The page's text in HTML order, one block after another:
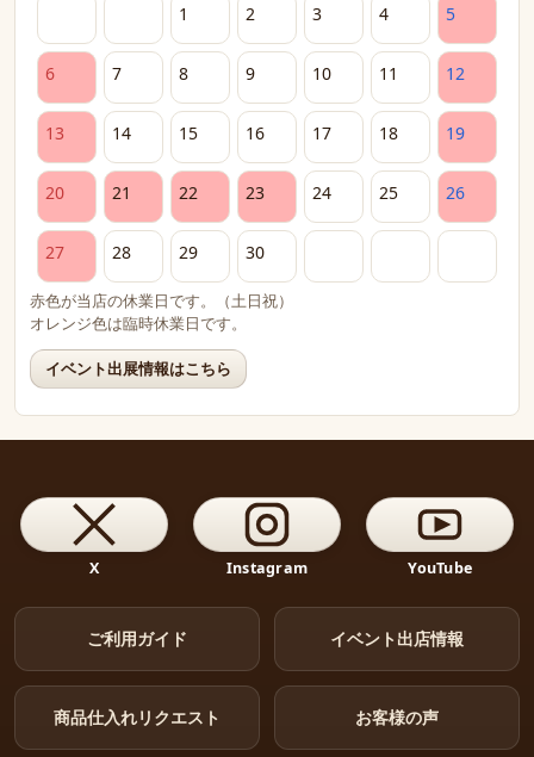
1
2 3 4 5
6 7 8 9 10 11 12
13 14 15 16 17 18 19
20 21 22 23 24 25 26
27 28 29 30
赤色が当店の休業日です。（土日祝）
オレンジ色は臨時休業日です。
イベント出展情報はこちら
X Instagram YouTube
ご利用ガイド イベント出店情報
商品仕入れリクエスト お客様の声